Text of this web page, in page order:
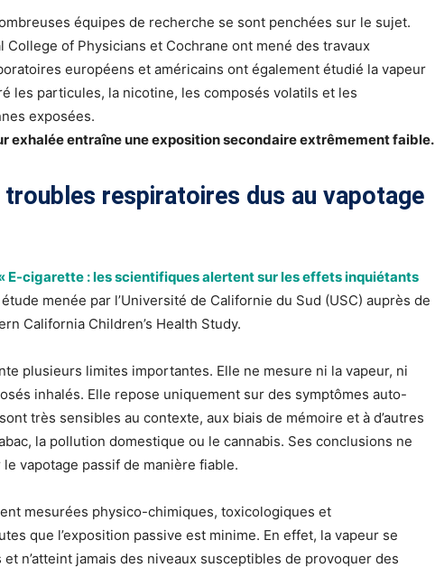
équipes de recherche se sont penchées sur le sujet.
College of Physicians et Cochrane ont mené des travaux
européens et américains ont également étudié la vapeur
les particules, la nicotine, les composés volatils et les
exposées.
exhalée entraîne une exposition secondaire extrêmement faible.
troubles respiratoires dus au vapotage
E-cigarette : les scientifiques alertent sur les effets inquiétants
menée par l’Université de Californie du Sud (USC) auprès de
California Children’s Health Study.
plusieurs limites importantes. Elle ne mesure ni la vapeur, ni
inhalés. Elle repose uniquement sur des symptômes auto-
très sensibles au contexte, aux biais de mémoire et à d’autres
la pollution domestique ou le cannabis. Ses conclusions ne
vapotage passif de manière fiable.
mesurées physico-chimiques, toxicologiques et
que l’exposition passive est minime. En effet, la vapeur se
n’atteint jamais des niveaux susceptibles de provoquer des